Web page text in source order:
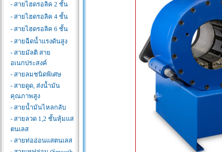
- สายไฮดรอลิค 2 ชั้น
- สายไฮดรอลิค 4 ชั้น
- สายไฮดรอลิค 6 ชั้น
- สายฉีดน้ำแรงดันสูง
- สายมัลติ สาย
อเนกประสงค์
- สายลมชนิดพิเศษ
- สายดูด, ส่งน้ำมัน
คุณภาพสูง
- สายน้ำมันไหลกลับ
- สายลวด 1,2 ชั้นหุ้มแส
ตนเลส
- สายท่ออ่อนแสตนเลส